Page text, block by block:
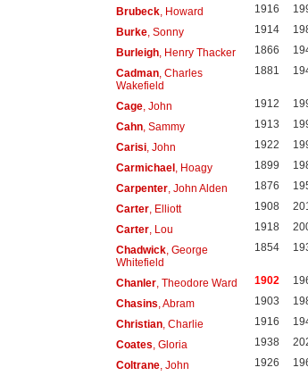
Brubeck, Howard 1916
Burke, Sonny 1914
Burleigh, Henry Thacker 1866
Cadman, Charles
Wakefield
1881
Cage, John 1912
Cahn, Sammy 1913
Carisi, John 1922
Carmichael, Hoagy 1899
Carpenter, John Alden 1876
Carter, Elliott 1908
Carter, Lou 1918
Chadwick, George
Whitefield
1854
Chanler, Theodore Ward 1902
Chasins , Abram 1903
Christian, Charlie 1916
Coates , Gloria 1938
Coltrane, John 1926